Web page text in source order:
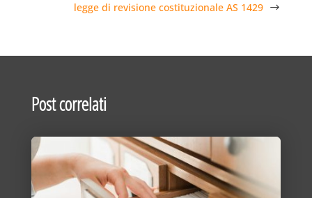
legge di revisione costituzionale AS 1429
Post correlati